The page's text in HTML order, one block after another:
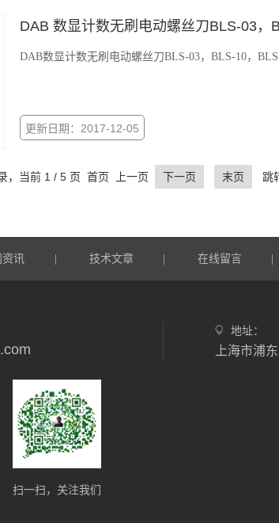
DAB 数显计数无刷电动螺丝刀BLS-03
DAB数显计数无刷电动螺丝刀BLS-03，BLS-10，
更新日期：2017-12-05
，当前 1 / 5 页 首页 上一页 下一页 末页 跳
讯 技术文章 在线留言
地址：
上海市浦
扫一扫，关注我们